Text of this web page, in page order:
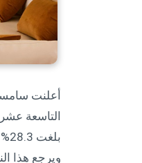
أعلنت
ويرجع هذا